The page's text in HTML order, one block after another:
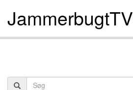
JammerbugtTV